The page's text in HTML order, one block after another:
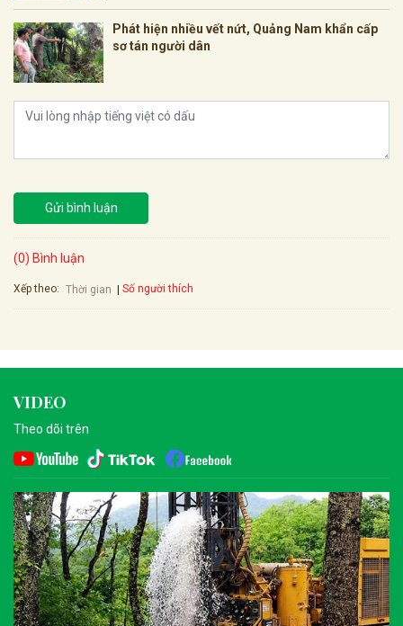
Phát hiện nhiều vết nứt, Quảng Nam khẩn cấp
sơ tán người dân
Gửi bình luận
(0) Bình luận
Xếp theo: Thời gian Số người thích
VIDEO
Theo dõi trên